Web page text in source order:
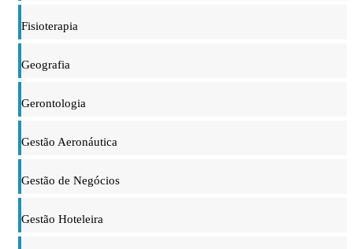
Fisioterapia
Geografia
Gerontologia
Gestão Aeronáutica
Gestão de Negócios
Gestão Hoteleira